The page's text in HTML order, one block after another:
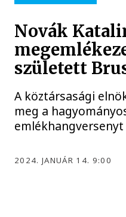
Novák
született
A köztársasági
meg a
2024. JANUÁR 14. 9:00